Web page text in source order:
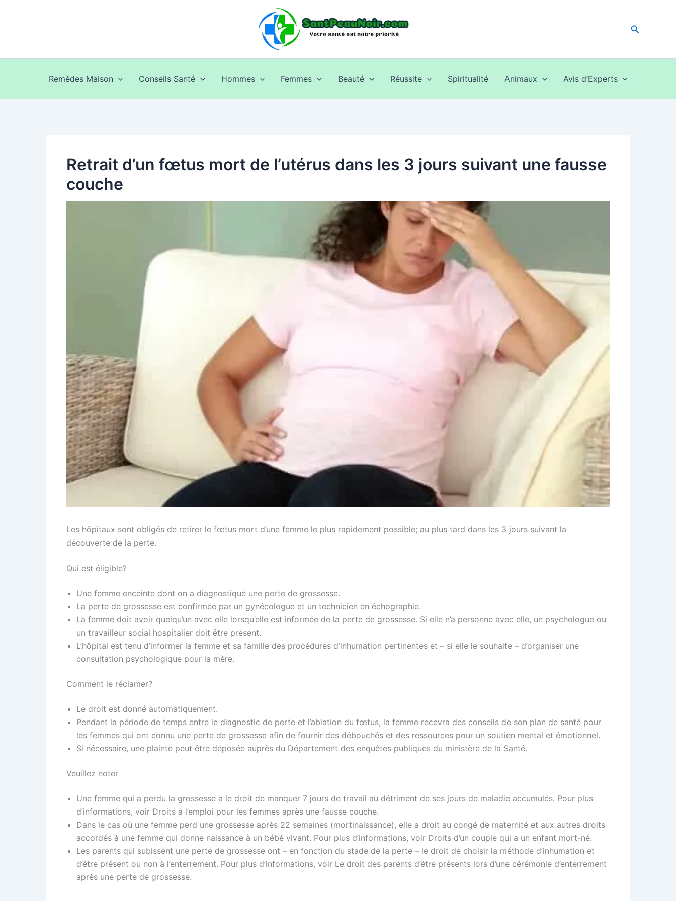
Remèdes Maison Conseils Santé Hommes Femmes Beauté Réussite Spiritualité Animaux Avis d’Experts
Retrait d’un fœtus mort de l’utérus dans les 3 jours suivant une fausse
couche
Les hôpitaux sont obligés de retirer le fœtus mort d’une femme le plus rapidement possible; au plus tard dans les 3 jours suivant la
découverte de la perte.
Qui est éligible?
Une femme enceinte dont on a diagnostiqué une perte de grossesse.
La perte de grossesse est confirmée par un gynécologue et un technicien en échographie.
La femme doit avoir quelqu’un avec elle lorsqu’elle est informée de la perte de grossesse. Si elle n’a personne avec elle, un psychologue ou
un travailleur social hospitalier doit être présent.
L’hôpital est tenu d’informer la femme et sa famille des procédures d’inhumation pertinentes et – si elle le souhaite – d’organiser une
consultation psychologique pour la mère.
Comment le réclamer?
Le droit est donné automatiquement.
Pendant la période de temps entre le diagnostic de perte et l’ablation du fœtus, la femme recevra des conseils de son plan de santé pour
les femmes qui ont connu une perte de grossesse afin de fournir des débouchés et des ressources pour un soutien mental et émotionnel.
Si nécessaire, une plainte peut être déposée auprès du Département des enquêtes publiques du ministère de la Santé.
Veuillez noter
Une femme qui a perdu la grossesse a le droit de manquer 7 jours de travail au détriment de ses jours de maladie accumulés. Pour plus
d’informations, voir Droits à l’emploi pour les femmes après une fausse couche.
Dans le cas où une femme perd une grossesse après 22 semaines (mortinaissance), elle a droit au congé de maternité et aux autres droits
accordés à une femme qui donne naissance à un bébé vivant. Pour plus d’informations, voir Droits d’un couple qui a un enfant mort-né.
Les parents qui subissent une perte de grossesse ont – en fonction du stade de la perte – le droit de choisir la méthode d’inhumation et
d’être présent ou non à l’enterrement. Pour plus d’informations, voir Le droit des parents d’être présents lors d’une cérémonie d’enterrement
après une perte de grossesse.